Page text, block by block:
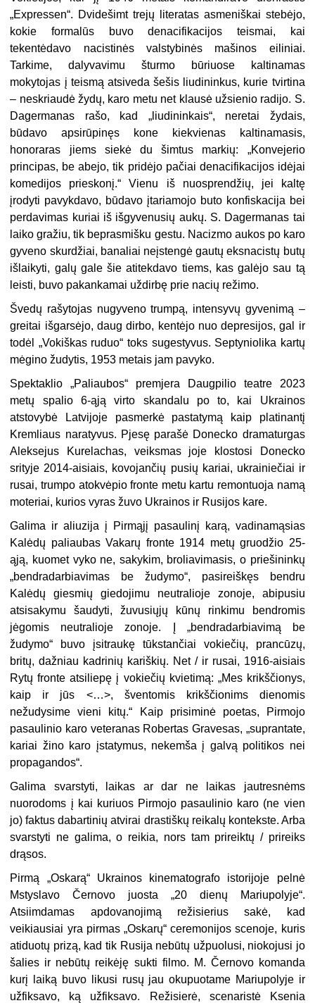
„Expressen“. Dvidešimt trejų literatas asmeniškai stebėjo,
kokie formalūs buvo denacifikacijos teismai, kai
tekentėdavo nacistinės valstybinės mašinos eiliniai.
Tarkime, dalyvavimu šturmo būriuose kaltinamas
mokytojas į teismą atsiveda šešis liudininkus, kurie tvirtina
– neskriaudė žydų, karo metu net klausė užsienio radijo. S.
Dagermanas rašo, kad „liudininkais“, neretai žydais,
būdavo apsirūpinęs kone kiekvienas kaltinamasis,
honoraras jiems siekė du šimtus markių: „Konvejerio
principas, be abejo, tik pridėjo pačiai denacifikacijos idėjai
komedijos prieskonį.“ Vienu iš nuosprendžių, jei kaltę
įrodyti pavykdavo, būdavo įtariamojo buto konfiskacija bei
perdavimas kuriai iš išgyvenusių aukų. S. Dagermanas tai
laiko gražiu, tik beprasmišku gestu. Nacizmo aukos po karo
gyveno skurdžiai, banaliai neįstengė gautų eksnacistų butų
išlaikyti, galų gale šie atitekdavo tiems, kas galėjo sau tą
leisti, buvo pakankamai uždirbę prie nacių režimo.
Švedų rašytojas nugyveno trumpą, intensyvų gyvenimą –
greitai išgarsėjo, daug dirbo, kentėjo nuo depresijos, gal ir
todėl „Vokiškas ruduo“ toks sugestyvus. Septyniolika kartų
mėgino žudytis, 1953 metais jam pavyko.
Spektaklio „Paliaubos“ premjera Daugpilio teatre 2023
metų spalio 6-ąją virto skandalu po to, kai Ukrainos
atstovybė Latvijoje pasmerkė pastatymą kaip platinantį
Kremliaus naratyvus. Pjesę parašė Donecko dramaturgas
Aleksejus Kurelachas, veiksmas joje klostosi Donecko
srityje 2014-aisiais, kovojančių pusių kariai, ukrainiečiai ir
rusai, trumpo atokvėpio fronte metu kartu remontuoja namą
moteriai, kurios vyras žuvo Ukrainos ir Rusijos kare.
Galima ir aliuzija į Pirmąjį pasaulinį karą, vadinamąsias
Kalėdų paliaubas Vakarų fronte 1914 metų gruodžio 25-
ąją, kuomet vyko ne, sakykim, broliavimasis, o priešininkų
„bendradarbiavimas be žudymo“, pasireiškęs bendru
Kalėdų giesmių giedojimu neutralioje zonoje, abipusiu
atsisakymu šaudyti, žuvusiųjų kūnų rinkimu bendromis
jėgomis neutralioje zonoje. Į „bendradarbiavimą be
žudymo“ buvo įsitraukę tūkstančiai vokiečių, prancūzų,
britų, dažniau kadrinių kariškių. Net / ir rusai, 1916-aisiais
Rytų fronte atsiliepę į vokiečių kvietimą: „Mes krikščionys,
kaip ir jūs <…>, šventomis krikščionims dienomis
nežudysime vieni kitų.“ Kaip prisiminė poetas, Pirmojo
pasaulinio karo veteranas Robertas Gravesas, „suprantate,
kariai žino karo įstatymus, nekemša į galvą politikos nei
propagandos“.
Galima svarstyti, laikas ar dar ne laikas jautresnėms
nuorodoms į kai kuriuos Pirmojo pasaulinio karo (ne vien
jo) faktus dabartinių atvirai drastiškų reikalų kontekste. Arba
svarstyti ne galima, o reikia, nors tam prireiktų / prireiks
drąsos.
Pirmą „Oskarą“ Ukrainos kinematografo istorijoje pelnė
Mstyslavo Černovo juosta „20 dienų Mariupolyje“.
Atsiimdamas apdovanojimą režisierius sakė, kad
veikiausiai yra pirmas „Oskarų“ ceremonijos scenoje, kuris
atiduotų prizą, kad tik Rusija nebūtų užpuolusi, niokojusi jo
šalies ir nebūtų reikėję sukti filmo. M. Černovo komanda
kurį laiką buvo likusi rusų jau okupuotame Mariupolyje ir
užfiksavo, ką užfiksavo. Režisierė, scenaristė Ksenia